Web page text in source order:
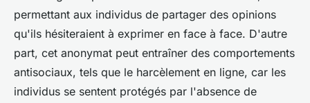
permettant aux individus de partager des opinions
qu'ils hésiteraient à exprimer en face à face. D'autre
part, cet anonymat peut entraîner des comportements
antisociaux, tels que le harcèlement en ligne, car les
individus se sentent protégés par l'absence de